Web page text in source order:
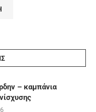
– καμπάνια